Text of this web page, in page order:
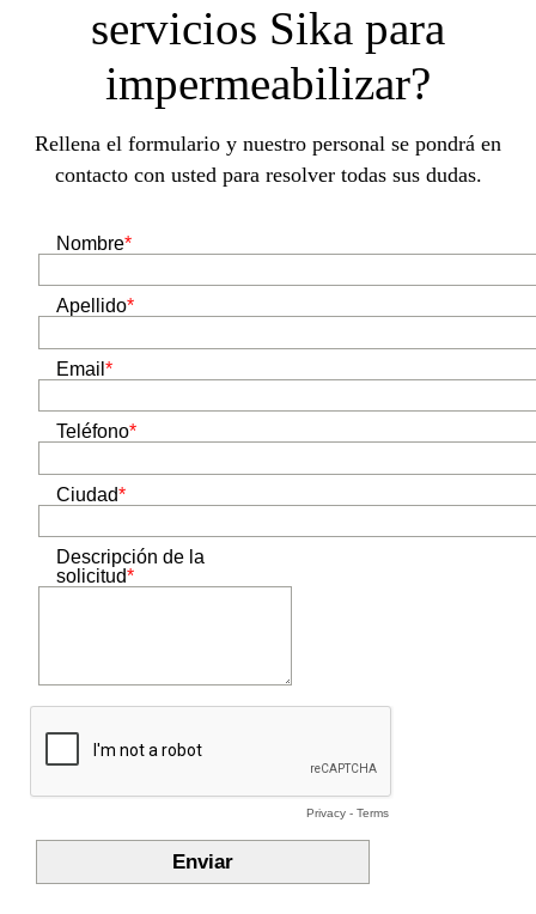
servicios Sika para
impermeabilizar?
Rellena el formulario y nuestro personal se pondrá en
contacto con usted para resolver todas sus dudas.